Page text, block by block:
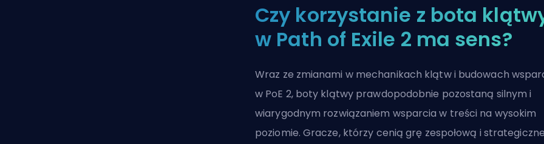
Czy korzystanie z bota
w Path of Exile 2 ma sens?
Wraz ze zmianami w mechanikach klątw i budowach
w PoE 2, boty klątwy prawdopodobnie pozostaną silnym i
wiarygodnym rozwiązaniem wsparcia w treści na wysokim
poziomie. Gracze, którzy cenią grę zespołową i